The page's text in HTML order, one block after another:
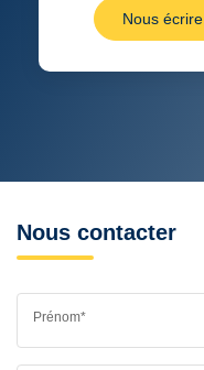
Nous écrire
Nous contacter
Prénom*